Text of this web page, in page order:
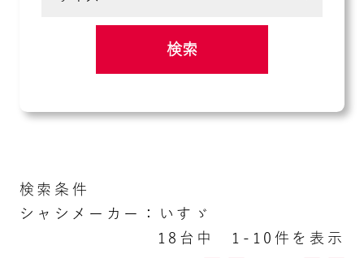
検索
検索条件
シャシメーカー：いすゞ
18台中 1-10件を表示